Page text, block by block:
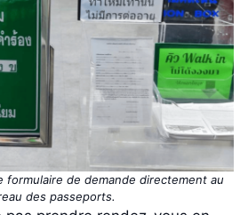
formulaire de demande directement au
des passeports.